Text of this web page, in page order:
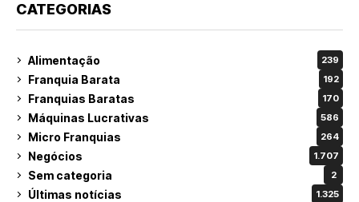
CATEGORIAS
Alimentação 239
Franquia Barata 192
Franquias Baratas 170
Máquinas Lucrativas 586
Micro Franquias 264
Negócios 1.707
Sem categoria 2
Últimas notícias 1.325